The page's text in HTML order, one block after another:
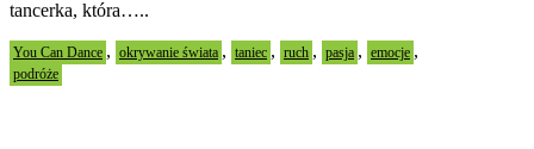
tancerka, która…..
You Can Dance , okrywanie świata , taniec , ruch , pasja , emocje ,
podróże